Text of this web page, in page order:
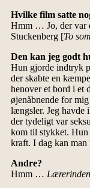
Hvilke film satte
Hmm … Jo, der var
Stuckenberg [To
Den kan jeg godt
Hun gjorde indtryk
der skabte en
henover et bord i et
øjenåbnende for
længsler. Jeg havde
der tydeligt var
kom til stykket. Hun
kraft. I dag kan man
Andre?
Hmm … Lærerinden